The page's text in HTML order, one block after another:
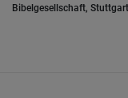
Bibelgesellschaft, Stuttgart